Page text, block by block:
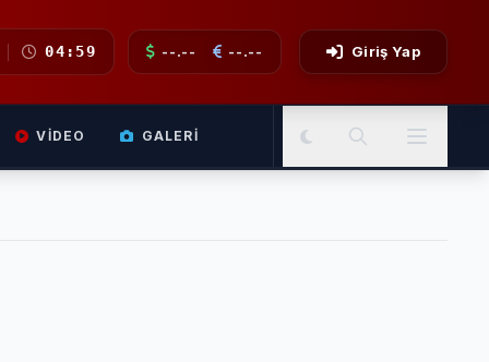
04:59 --.-- --.-- Giriş Yap
VIDEO GALERI